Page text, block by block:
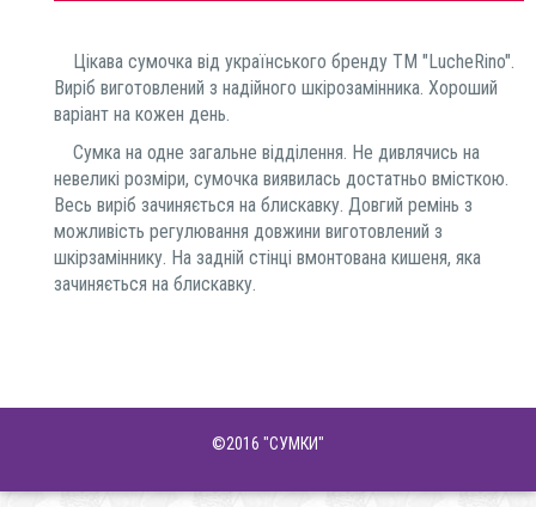
Цікава сумочка від українського бренду ТМ "LucheRino".
Виріб виготовлений з надійного шкірозамінника. Хороший
варіант на кожен день.
Сумка на одне загальне відділення. Не дивлячись на
невеликі розміри, сумочка виявилась достатньо вмісткою.
Весь виріб зачиняється на блискавку. Довгий ремінь з
можливість регулювання довжини виготовлений з
шкірзаміннику. На задній стінці вмонтована кишеня, яка
зачиняється на блискавку.
©2016 "СУМКИ"